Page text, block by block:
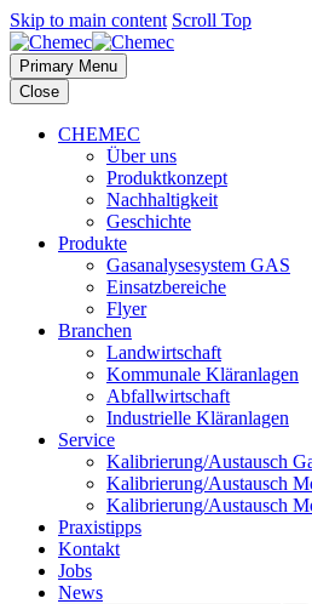
Skip to main content Scroll Top
Primary Menu
Close
CHEMEC
Über uns
Produktkonzept
Nachhaltigkeit
Geschichte
Produkte
Gasanalysesystem GAS
Einsatzbereiche
Flyer
Branchen
Landwirtschaft
Kommunale Kläranlagen
Abfallwirtschaft
Industrielle Kläranlagen
Service
Kalibrierung/Austausch
Kalibrierung/Austausch
Kalibrierung/Austausch
Praxistipps
Kontakt
Jobs
News